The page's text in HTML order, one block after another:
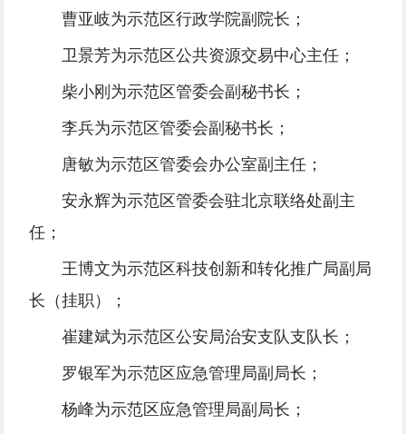
曹亚岐为示范区行政学院副院长；
卫景芳为示范区公共资源交易中心主任；
柴小刚为示范区管委会副秘书长；
李兵为示范区管委会副秘书长；
唐敏为示范区管委会办公室副主任；
安永辉为示范区管委会驻北京联络处副主
任；
王博文为示范区科技创新和转化推广局副局
长（挂职）；
崔建斌为示范区公安局治安支队支队长；
罗银军为示范区应急管理局副局长；
杨峰为示范区应急管理局副局长；